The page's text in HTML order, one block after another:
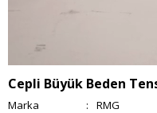
Cepli Büyük Beden
Marka :
RMG